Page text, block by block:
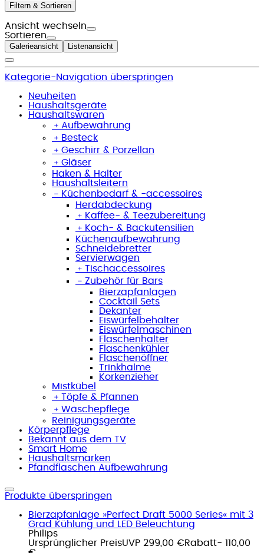
Filtern & Sortieren
Ansicht wechseln
Sortieren
Galerieansicht Listenansicht
Kategorie-Navigation überspringen
Neuheiten
Haushaltsgeräte
Haushaltswaren
﹢ Aufbewahrung
﹢ Besteck
﹢ Geschirr & Porzellan
﹢ Gläser
Haken & Halter
Haushaltsleitern
﹣ Küchenbedarf & -accessoires
Herdabdeckung
﹢ Kaffee- & Teezubereitung
﹢ Koch- & Backutensilien
Küchenaufbewahrung
Schneidebretter
Servierwagen
﹢ Tischaccessoires
﹣ Zubehör für Bars
Bierzapfanlagen
Cocktail Sets
Dekanter
Eiswürfelbehälter
Eiswürfelmaschinen
Flaschenhalter
Flaschenkühler
Flaschenöffner
Trinkhalme
Korkenzieher
Mistkübel
﹢ Töpfe & Pfannen
﹢ Wäschepflege
Reinigungsgeräte
Körperpflege
Bekannt aus dem TV
Smart Home
Haushaltsmarken
Pfandflaschen Aufbewahrung
Produkte überspringen
Bierzapfanlage »Perfect Draft 5000 Series« mit 3
Grad Kühlung und LED Beleuchtung
Philips
Ursprünglicher PreisUVP 299,00 €Rabatt- 110,00